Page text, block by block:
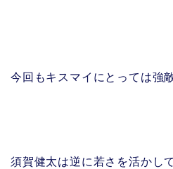
今回もキスマイにとっては強
須賀健太は逆に若さを活かし